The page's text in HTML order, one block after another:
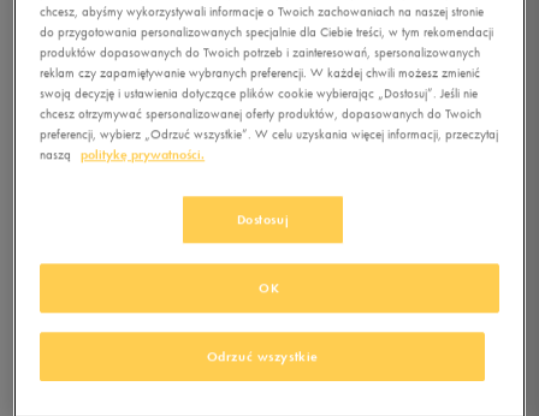
NEW BALANCE
M1500NBP
0.0( 0)
złz Vat
Produkt niedostępny
Jeśli artykuł będzie ponownie dostępny, otrzymasz od nas powiadomienie.
chcesz, abyśmy wykorzystywali informacje o Twoich zachowaniach na naszej stronie
do przygotowania personalizowanych specjalnie dla Ciebie treści, w tym rekomendacji
produktów dopasowanych do Twoich potrzeb i zainteresowań, spersonalizowanych
reklam czy zapamiętywanie wybranych preferencji. W każdej chwili możesz zmienić
swoją decyzję i ustawienia dotyczące plików cookie wybierając „Dostosuj”. Jeśli nie
chcesz otrzymywać spersonalizowanej oferty produktów, dopasowanych do Twoich
preferencji, wybierz „Odrzuć wszystkie”. W celu uzyskania więcej informacji, przeczytaj
naszą
politykę prywatności.
Dostosuj
Odrzuć wszystkie
OK